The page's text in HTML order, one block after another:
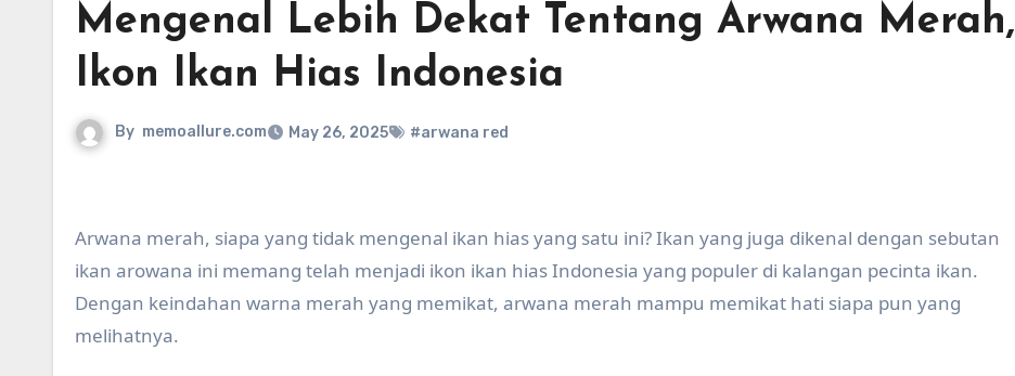
Mengenal Lebih Dekat Tentang Arwana Merah,
Ikon Ikan Hias Indonesia
By memoallure.com May 26, 2025 #arwana red
Arwana merah, siapa yang tidak mengenal ikan hias yang satu ini? Ikan yang juga dikenal dengan sebutan
ikan arowana ini memang telah menjadi ikon ikan hias Indonesia yang populer di kalangan pecinta ikan.
Dengan keindahan warna merah yang memikat, arwana merah mampu memikat hati siapa pun yang
melihatnya.